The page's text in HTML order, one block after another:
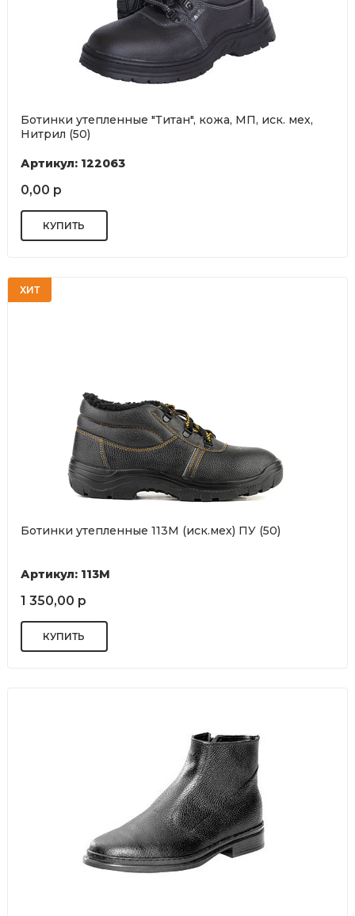
Ботинки утепленные "Титан", кожа, МП, иск. мех,
Нитрил (50)
Артикул: 122063
0,00 р
ХИТ
Ботинки утепленные 113М (иск.мех) ПУ (50)
Артикул: 113М
1 350,00 р